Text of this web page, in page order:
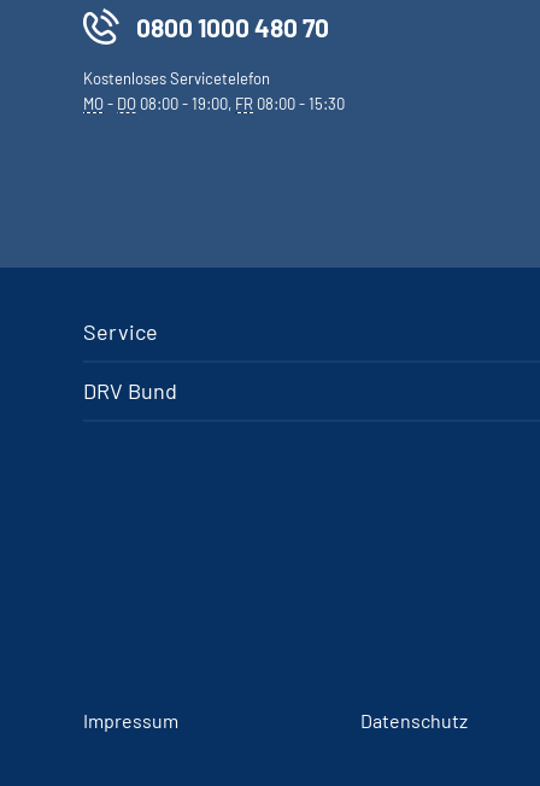
0800 1000 480 70
Kostenloses Servicetelefon
MO- DO 08:00 - 19:00, FR 08:00 - 15:30
Service
DRV Bund
Impressum Datenschutz